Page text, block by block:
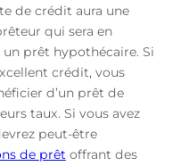
de crédit aura une
qui sera en
prêt hypothécaire. Si
crédit, vous
d’un prêt de
taux. Si vous avez
peut-être
de prêtoffrant des